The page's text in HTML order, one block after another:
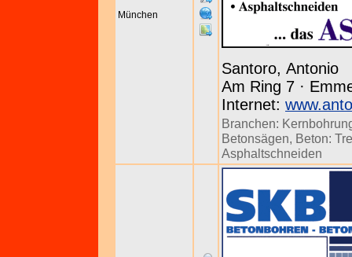
München
Santoro, Antonio
Am Ring 7 ·
Internet:
Branchen:
Betonsägen, Beton:
Asphaltschneiden